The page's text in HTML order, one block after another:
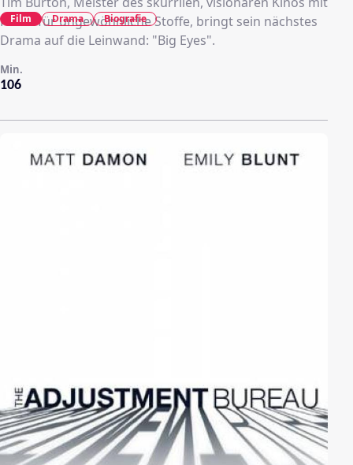
Faible für ungewöhnliche Stoffe, bringt sein nächstes
Drama auf die Leinwand: "Big Eyes".
106
Min.
Film Drama Biografie